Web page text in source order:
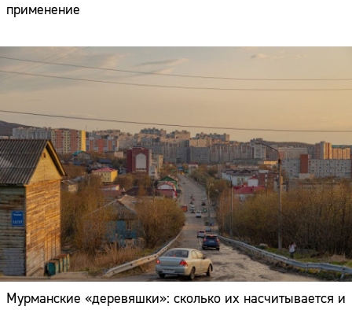
применение
Мурманские «деревяшки»: сколько их насчитывается и